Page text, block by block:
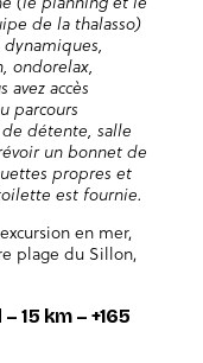
de la thalasso)
ondorelax,
accès
parcours
détente, salle
un bonnet de
propres et
est fournie.
en mer,
plage du Sillon,
15 km – +165